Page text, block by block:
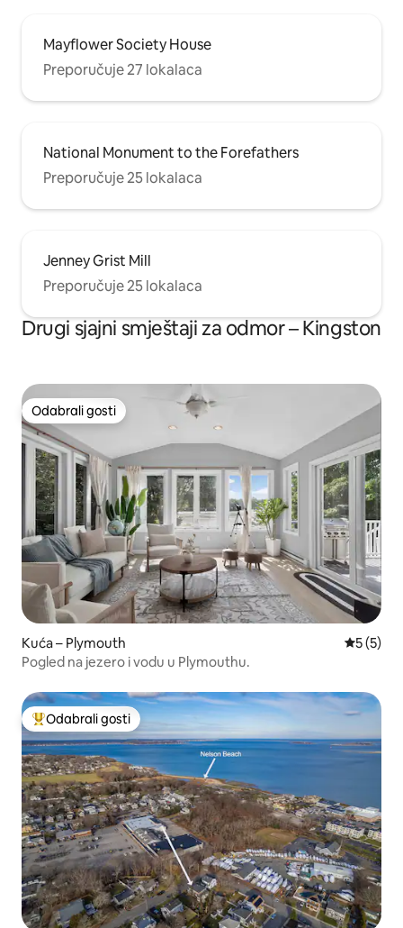
Mayflower Society House
Preporučuje 27 lokalaca
National Monument to the Forefathers
Preporučuje 25 lokalaca
Jenney Grist Mill
Preporučuje 25 lokalaca
Drugi sjajni smještaji za odmor – Kingston
Odabrali gosti
Odabrali gosti
Kuća – Plymouth
5 (5)
Pogled na jezero i vodu u Plymouthu.
Među najviše rangiranima s oznakom „Odabrali gosti”
Odabrali gosti